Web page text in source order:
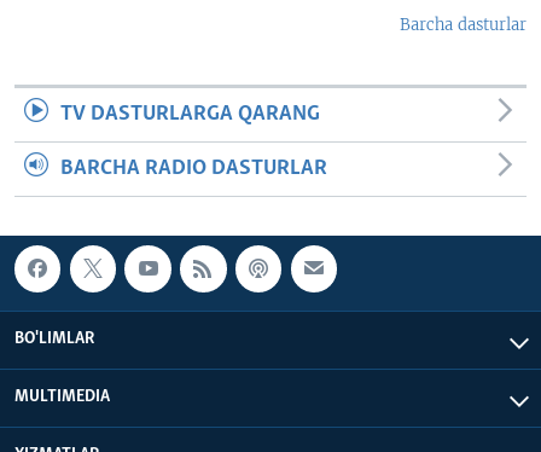
Barcha dasturlar
TV DASTURLARGA QARANG
BARCHA RADIO DASTURLAR
BO'LIMLAR
MULTIMEDIA